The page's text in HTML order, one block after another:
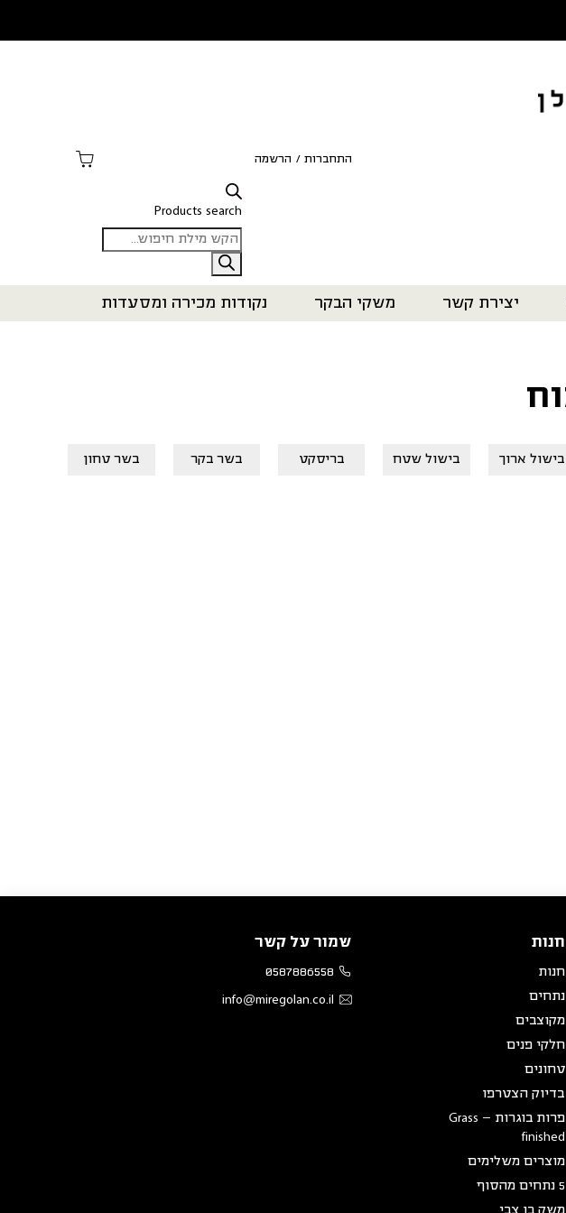
התחברות / הרשמה
Products search
יצירת קשר משקי הבקר נקודות מכירה ומסעדות
בישול ארוך בישול שטח בריסקט בשר בקר בשר טחון
חנות
חנות
נתחים
מקוצבים
חלקי פנים
טחונים
בדיוק הצטרפו
פרות בוגרות – Grass
finished
מוצרים משלימים
5 נתחים מהסוף
משק בן צבי
שמור על קשר
0587886558
info@miregolan.co.il